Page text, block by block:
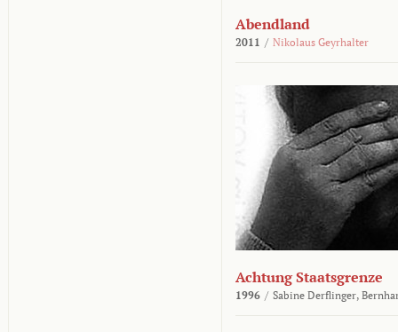
Abendland
2011 / Nikolaus Geyrhalter
Achtung Staatsgrenze
1996 / Sabine Derflinger,